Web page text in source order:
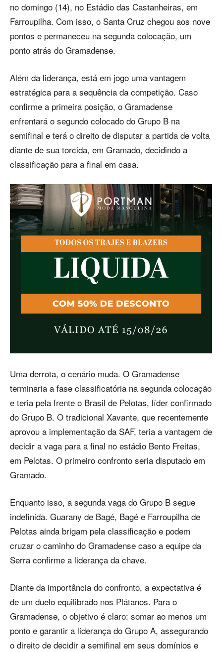
no domingo (14), no Estádio das Castanheiras, em
Farroupilha. Com isso, o Santa Cruz chegou aos nove
pontos e permaneceu na segunda colocação, um
ponto atrás do Gramadense.
Além da liderança, está em jogo uma vantagem
estratégica para a sequência da competição. Caso
confirme a primeira posição, o Gramadense
enfrentará o segundo colocado do Grupo B na
semifinal e terá o direito de disputar a partida de volta
diante de sua torcida, em Gramado, decidindo a
classificação para a final em casa.
Uma derrota, o cenário muda. O Gramadense
terminaria a fase classificatória na segunda colocação
e teria pela frente o Brasil de Pelotas, líder confirmado
do Grupo B. O tradicional Xavante, que recentemente
aprovou a implementação da SAF, teria a vantagem de
decidir a vaga para a final no estádio Bento Freitas,
em Pelotas. O primeiro confronto seria disputado em
Gramado.
Enquanto isso, a segunda vaga do Grupo B segue
indefinida. Guarany de Bagé, Bagé e Farroupilha de
Pelotas ainda brigam pela classificação e podem
cruzar o caminho do Gramadense caso a equipe da
Serra confirme a liderança da chave.
Diante da importância do confronto, a expectativa é
de um duelo equilibrado nos Plátanos. Para o
Gramadense, o objetivo é claro: somar ao menos um
ponto e garantir a liderança do Grupo A, assegurando
o direito de decidir a semifinal em seus domínios e